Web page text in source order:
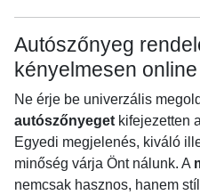
Autószőnyeg
kényelmesen online
Ne érje be univerzális
autószőnyeget kifejezetten
Egyedi megjelenés, kiváló
minőség várja Önt nálunk. A
nemcsak hasznos, hanem